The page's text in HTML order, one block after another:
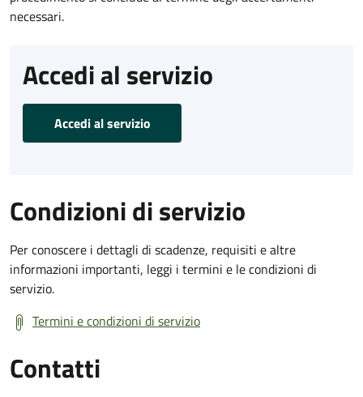
necessari.
Accedi al servizio
Accedi al servizio
Condizioni di servizio
Per conoscere i dettagli di scadenze, requisiti e altre
informazioni importanti, leggi i termini e le condizioni di
servizio.
Termini e condizioni di servizio
Contatti